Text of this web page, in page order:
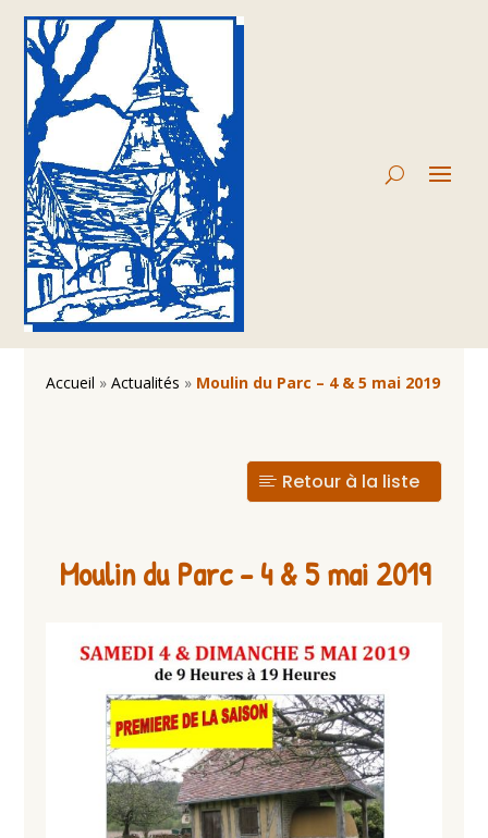
Accueil »Actualités » Moulin du Parc – 4 & 5 mai 2019
Retour à la liste
Moulin du Parc – 4 & 5 mai 2019